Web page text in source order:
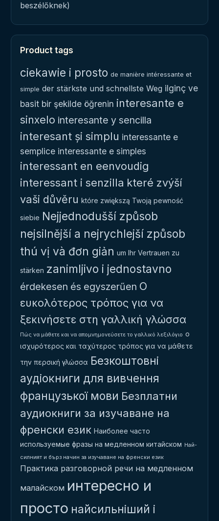
beszélőknek)
Product tags
ciekawie i prosto de manière intéressante et
simple der stärkste und schnellste Weg ilginç ve
basit bir şekilde öğrenin interesante e
sinxelo interesante y sencilla
interesant și simplu interessante e
semplice interessante e simples
interessant en eenvoudig
interessant i senzilla které zvýší
vaši důvěru które zwiększą Twoją pewność
siebie Nejjednodušší způsob
nejsilnější a nejrychlejší způsob
thú vị và đơn giản um Ihr Vertrauen zu
stärken zanimljivo i jednostavno
érdekesen és egyszerűen Ο
ευκολότερος τρόπος για να
ξεκινήσετε στη γαλλική γλώσσα
Πώς να μάθετε και να απομνημονεύσετε το γαλλικό λεξιλόγιο ο
ισχυρότερος και ταχύτερος τρόπος για να μάθετε
την περσική γλώσσα Безкоштовні
аудіокниги для вивчення
французької мови Безплатни
аудиокниги за изучаване на
френски език Наиболее часто
используемые фразы на медленном китайском
Най-
силният и бърз начин за изучаване на френски език
Практика разговорной речи на медленном
малайском интересно и
просто найсильніший і